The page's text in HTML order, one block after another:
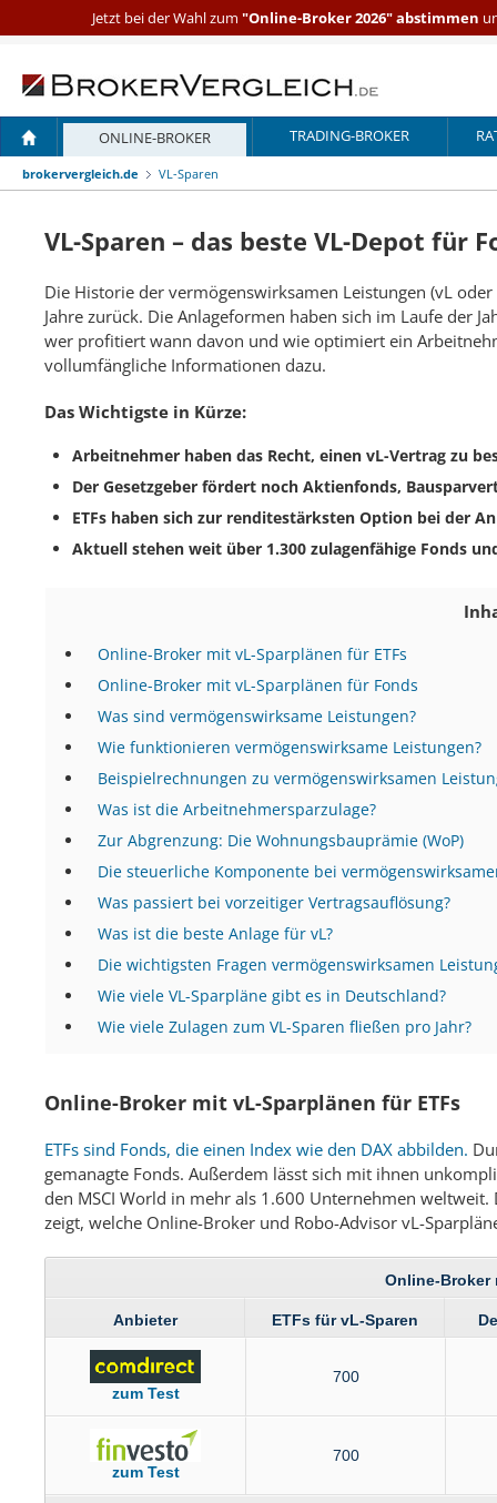
ONLINE-BROKER TRADING-BROKER
brokervergleich.de VL-Sparen
VL-Sparen – das beste VL-Depot für
Die Historie der vermögenswirksamen Leistungen (vL
Jahre zurück. Die Anlageformen haben sich im Laufe der
wer profitiert wann davon und wie optimiert ein
vollumfängliche Informationen dazu.
Das Wichtigste in Kürze:
Arbeitnehmer haben das Recht, einen vL-Vertrag zu
Der Gesetzgeber fördert noch Aktienfonds,
ETFs haben sich zur renditestärksten Option bei der
Aktuell stehen weit über 1.300 zulagenfähige Fonds
Online-Broker mit vL-Sparplänen für ETFs
Online-Broker mit vL-Sparplänen für Fonds
Was sind vermögenswirksame Leistungen?
Wie funktionieren vermögenswirksame Leistungen?
Beispielrechnungen zu vermögenswirksamen
Was ist die Arbeitnehmer­­sparzulage?
Zur Abgrenzung: Die Wohnungsbauprämie (WoP)
Die steuerliche Komponente bei
Was passiert bei vorzeitiger Vertragsauflösung?
Was ist die beste Anlage für vL?
Die wichtigsten Fragen vermögenswirksamen
Wie viele VL-Sparpläne gibt es in Deutschland?
Wie viele Zulagen zum VL-Sparen fließen pro Jahr?
Online-Broker mit vL-Sparplänen für ETFs
ETFs sind Fonds, die einen Index wie den DAX abbilden.
gemanagte Fonds. Außerdem lässt sich mit ihnen
den MSCI World in mehr als 1.600 Unternehmen weltweit.
zeigt, welche Online-Broker und Robo-Advisor vL-
Online-Broker
Anbieter ETFs für vL-Sparen
zum Test
700
zum Test
700
Jetzt bei der Wahl zum "Online-Broker 2026" abstimmen